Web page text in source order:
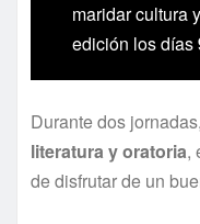
maridar cultura
edición los días
Durante dos
literatura y oratoria,
de disfrutar de un